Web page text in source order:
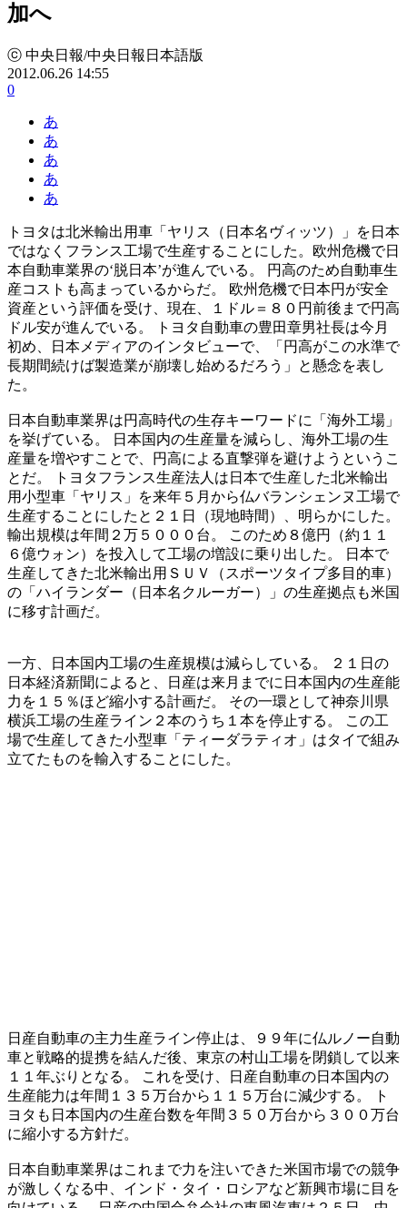
加へ
ⓒ 中央日報/中央日報日本語版
2012.06.26 14:55
0
あ
あ
あ
あ
あ
トヨタは北米輸出用車「ヤリス（日本名ヴィッツ）」を日本
ではなくフランス工場で生産することにした。欧州危機で日
本自動車業界の‘脱日本’が進んでいる。 円高のため自動車生
産コストも高まっているからだ。 欧州危機で日本円が安全
資産という評価を受け、現在、１ドル＝８０円前後まで円高
ドル安が進んでいる。 トヨタ自動車の豊田章男社長は今月
初め、日本メディアのインタビューで、「円高がこの水準で
長期間続けば製造業が崩壊し始めるだろう」と懸念を表し
た。
日本自動車業界は円高時代の生存キーワードに「海外工場」
を挙げている。 日本国内の生産量を減らし、海外工場の生
産量を増やすことで、円高による直撃弾を避けようというこ
とだ。 トヨタフランス生産法人は日本で生産した北米輸出
用小型車「ヤリス」を来年５月から仏バランシェンヌ工場で
生産することにしたと２１日（現地時間）、明らかにした。
輸出規模は年間２万５０００台。 このため８億円（約１１
６億ウォン）を投入して工場の増設に乗り出した。 日本で
生産してきた北米輸出用ＳＵＶ（スポーツタイプ多目的車）
の「ハイランダー（日本名クルーガー）」の生産拠点も米国
に移す計画だ。
一方、日本国内工場の生産規模は減らしている。 ２１日の
日本経済新聞によると、日産は来月までに日本国内の生産能
力を１５％ほど縮小する計画だ。 その一環として神奈川県
横浜工場の生産ライン２本のうち１本を停止する。 この工
場で生産してきた小型車「ティーダラティオ」はタイで組み
立てたものを輸入することにした。
日産自動車の主力生産ライン停止は、９９年に仏ルノー自動
車と戦略的提携を結んだ後、東京の村山工場を閉鎖して以来
１１年ぶりとなる。 これを受け、日産自動車の日本国内の
生産能力は年間１３５万台から１１５万台に減少する。 ト
ヨタも日本国内の生産台数を年間３５０万台から３００万台
に縮小する方針だ。
日本自動車業界はこれまで力を注いできた米国市場での競争
が激しくなる中、インド・タイ・ロシアなど新興市場に目を